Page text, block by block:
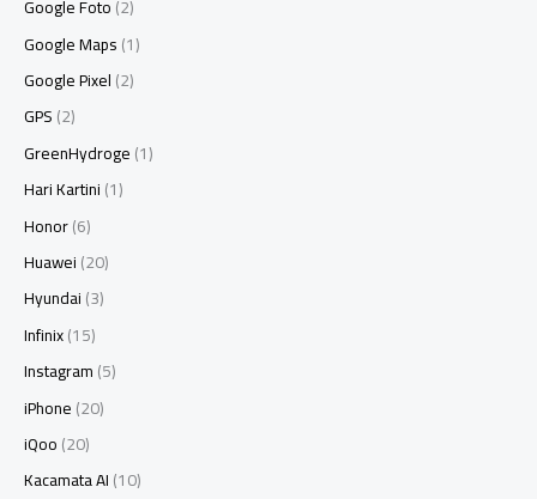
Google Foto(2)
Google Maps(1)
Google Pixel(2)
GPS(2)
GreenHydroge(1)
Hari Kartini(1)
Honor(6)
Huawei(20)
Hyundai(3)
Infinix(15)
Instagram(5)
iPhone(20)
iQoo(20)
Kacamata AI(10)